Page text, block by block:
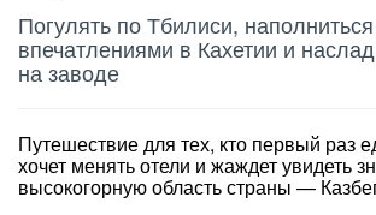
Погулять по Тбилиси, наполниться
впечатлениями в Кахетии и
на заводе
Путешествие для тех, кто первый раз
хочет менять отели и жаждет увидеть
высокогорную область страны —